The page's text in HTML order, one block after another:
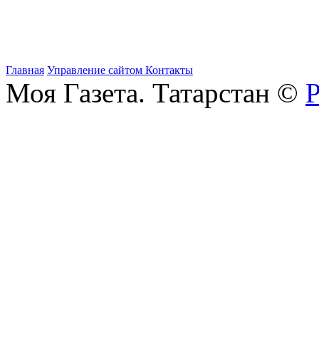
Главная Управление сайтом Контакты
Моя Газета. Татарстан ©